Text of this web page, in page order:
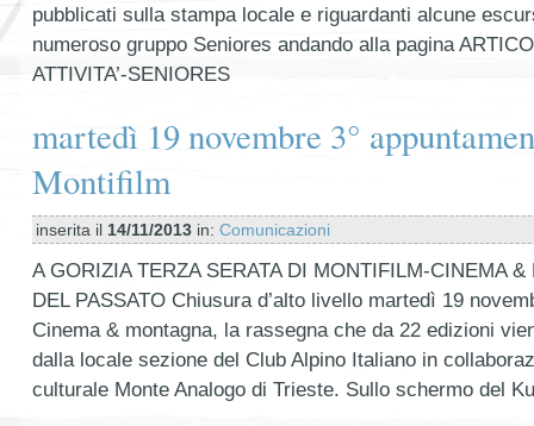
pubblicati sulla stampa locale e riguardanti alcune
numeroso gruppo Seniores andando alla pagina
ATTIVITA’-SENIORES
martedì 19 novembre 3°
Montifilm
inserita il 14/11/2013 in: Comunicazioni
A GORIZIA TERZA SERATA DI MONTIFILM-CINEMA &
DEL PASSATO Chiusura d’alto livello martedì 19
Cinema & montagna, la rassegna che da 22 edizioni
dalla locale sezione del Club Alpino Italiano in
culturale Monte Analogo di Trieste. Sullo schermo del